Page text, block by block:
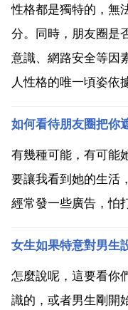
性格都是獨特的，無
分。同時，朋友圈是
意識、網路安全等因
人性格的唯一頃姿依
如何看待朋友圈把你
有幾種可能，有可能
要讓我看到她的生活
經常發一些廣告，怕
定別人！留著啊，我
解遮蔽我的人的感受
我遮蔽卻不...
怎麼說呢，這要看你
識的，或者男生剛開